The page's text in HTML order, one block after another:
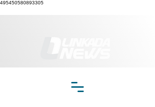
495450580893305